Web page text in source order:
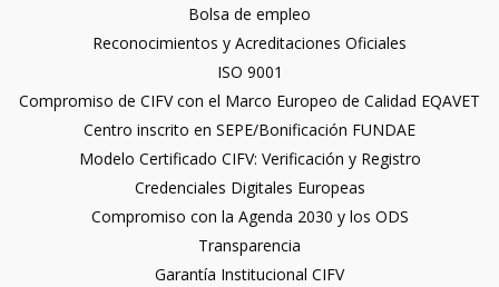
Bolsa de empleo
Reconocimientos y Acreditaciones Oficiales
ISO 9001
Compromiso de CIFV con el Marco Europeo de Calidad EQAVET
Centro inscrito en SEPE/Bonificación FUNDAE
Modelo Certificado CIFV: Verificación y Registro
Credenciales Digitales Europeas
Compromiso con la Agenda 2030 y los ODS
Transparencia
Garantía Institucional CIFV